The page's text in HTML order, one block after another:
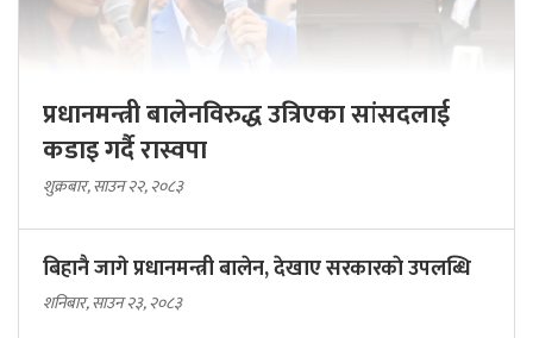
प्रधानमन्त्री बालेनविरुद्ध उत्रिएका सांसदलाई
कडाइ गर्दै रास्वपा
शुक्रबार, साउन २२, २०८३
बिहानै जागे प्रधानमन्त्री बालेन, देखाए सरकारकाे उपलब्धि
शनिबार, साउन २३, २०८३